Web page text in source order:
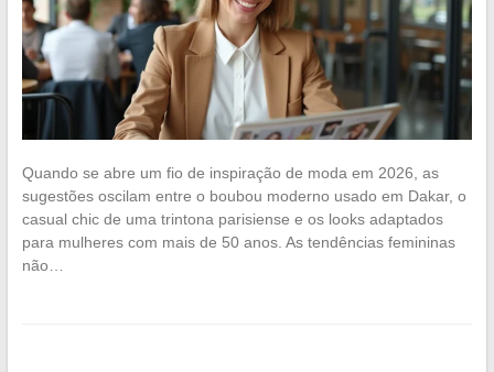
Quando se abre um fio de inspiração de moda em 2026, as
sugestões oscilam entre o boubou moderno usado em Dakar, o
casual chic de uma trintona parisiense e os looks adaptados
para mulheres com mais de 50 anos. As tendências femininas
não…